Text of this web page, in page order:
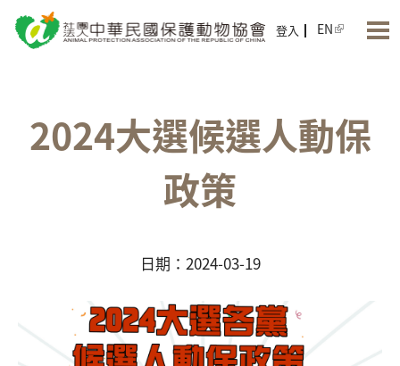
登入 EN
2024大選候選人動保
政策
日期：2024-03-19